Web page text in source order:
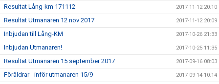
Resultat Lång-km 171112 2017-11-12 20:10
Resultat Utmanaren 12 nov 2017 2017-11-12 20:09
Inbjudan till Lång-KM 2017-10-26 21:33
Inbjudan Utmanaren! 2017-10-25 11:35
Resultat Utmanaren 15 september 2017 2017-09-16 08:03
Föräldrar - inför utmanaren 15/9 2017-09-14 10:14